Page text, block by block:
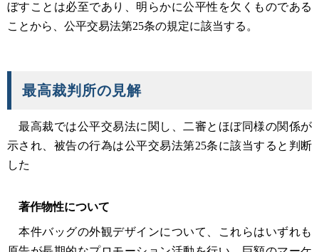
ぼすことは必至であり、明らかに公平性を欠くものである
ことから、公平交易法第25条の規定に該当する。
最高裁判所の見解
最高裁では公平交易法に関し、二審とほぼ同様の関係が
示され、被告の行為は公平交易法第25条に該当すると判断
した
著作物性について
本件バッグの外観デザインについて、これらはいずれも